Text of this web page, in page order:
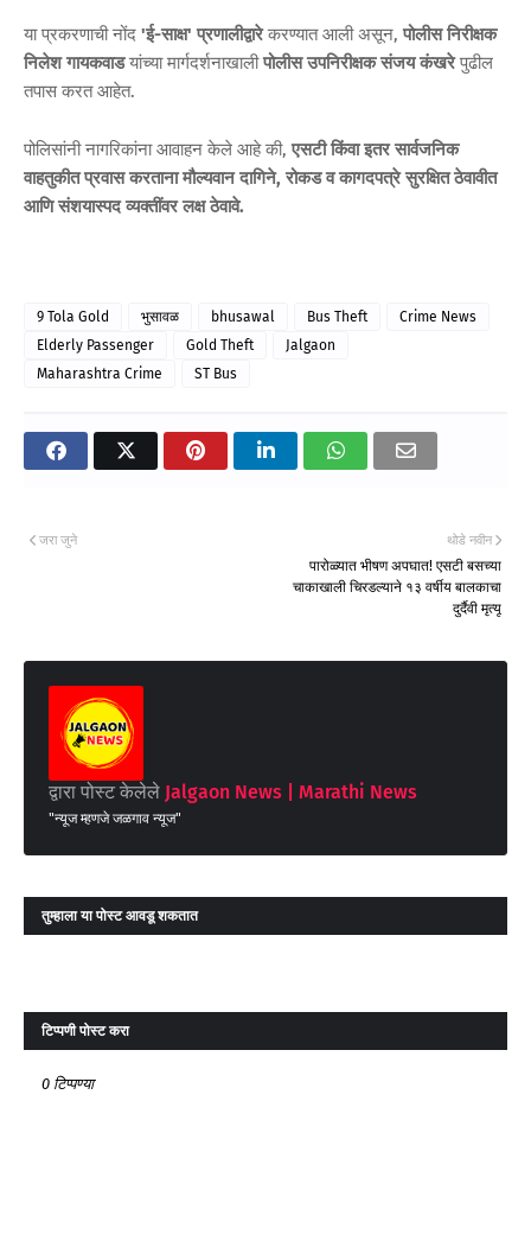
या प्रकरणाची नोंद 'ई-साक्ष' प्रणालीद्वारेकरण्यात आली असून, पोलीस निरीक्षक
निलेश गायकवाडयांच्या मार्गदर्शनाखालीपोलीस उपनिरीक्षक संजय कंखरेपुढील
तपास करत आहेत.
पोलिसांनी नागरिकांना आवाहन केले आहे की, एसटी किंवा इतर सार्वजनिक
वाहतुकीत प्रवास करताना मौल्यवान दागिने, रोकड व कागदपत्रे सुरक्षित ठेवावीत
आणि संशयास्पद व्यक्तींवर लक्ष ठेवावे.
9 Tola Gold भुसावळ bhusawal Bus Theft
Crime News
Elderly Passenger
Gold Theft
Jalgaon
Maharashtra Crime
ST Bus
थोडे नवीन
पारोळ्यात भीषण अपघात! एसटी बसच्या
चाकाखाली चिरडल्याने १३ वर्षीय बालकाचा
दुर्दैवी मृत्यू
जरा जुने
द्वारा पोस्ट केलेले Jalgaon News | Marathi News
"न्यूज म्हणजे जळगाव न्यूज"
तुम्‍हाला या पोस्‍ट आवडू शकतात
टिप्पणी पोस्ट करा
0 टिप्पण्या